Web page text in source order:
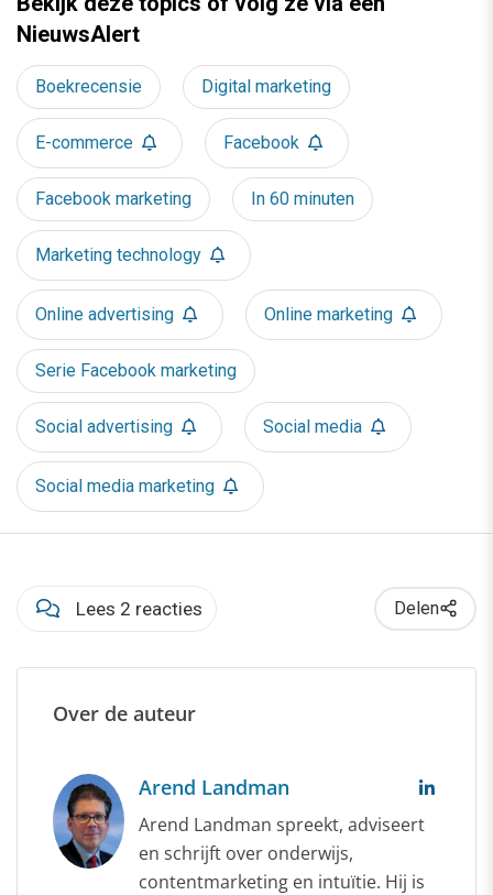
NieuwsAlert
Boekrecensie Digital marketing
E-commerce Facebook
Facebook marketing In 60 minuten
Marketing technology
Online advertising Online marketing
Serie Facebook marketing
Social advertising Social media
Social media marketing
Lees 2 reacties Delen
Over de auteur
Arend Landman
Arend Landman spreekt, adviseert
en schrijft over onderwijs,
contentmarketing en intuïtie. Hij is